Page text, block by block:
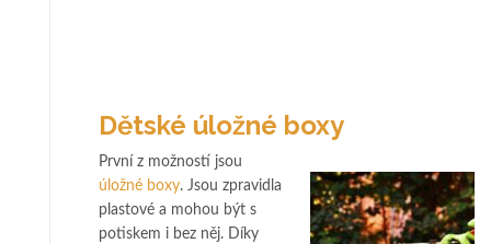
Dětské úložné boxy
První z možností jsou
úložné boxy. Jsou zpravidla
plastové a mohou být s
potiskem i bez něj. Díky